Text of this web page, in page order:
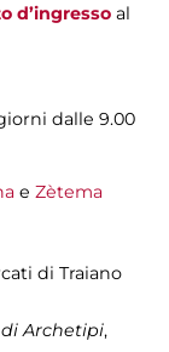
d’ingresso al
dalle 9.00
e Zètema
di Traiano
Archetipi,